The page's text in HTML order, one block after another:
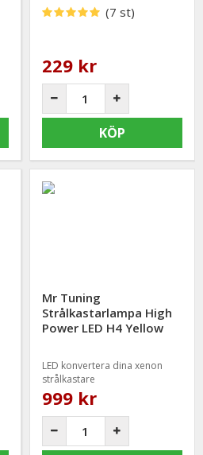
(7 st)
229 kr
KÖP
Mr Tuning
Strålkastarlampa High
Power LED H4 Yellow
LED konvertera dina xenon
strålkastare
999 kr